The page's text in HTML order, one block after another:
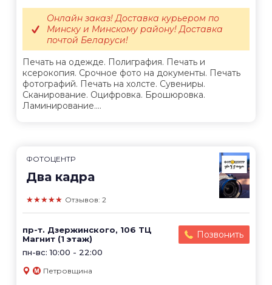
Печать на одежде. Полиграфия. Печать и
ксерокопия. Срочное фото на документы. Печать
фотографий. Печать на холсте. Сувениры.
Сканирование. Оцифровка. Брошюровка.
Ламинирование....
Онлайн заказ! Доставка курьером по
Минску и Минскому району! Доставка
почтой Беларуси!
ФОТОЦЕНТР
Два кадра
★★★★★ Отзывов: 2
пр-т. Дзержинского, 106 ТЦ
Магнит (1 этаж)
пн-вс: 10:00 - 22:00
Позвонить
Петровщина